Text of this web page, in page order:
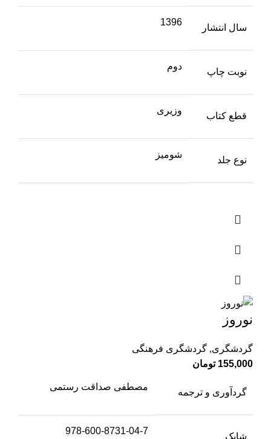
سال انتشار
1396
نوبت چاپ
دوم
قطع کتاب
وزیری
نوع جلد
شومیز
نوروز
گردشگری, گردشگری فرهنگی
155,000 تومان
گردآوری و ترجمه
مصطفی صداقت رستمی
شابک
978-600-8731-04-7